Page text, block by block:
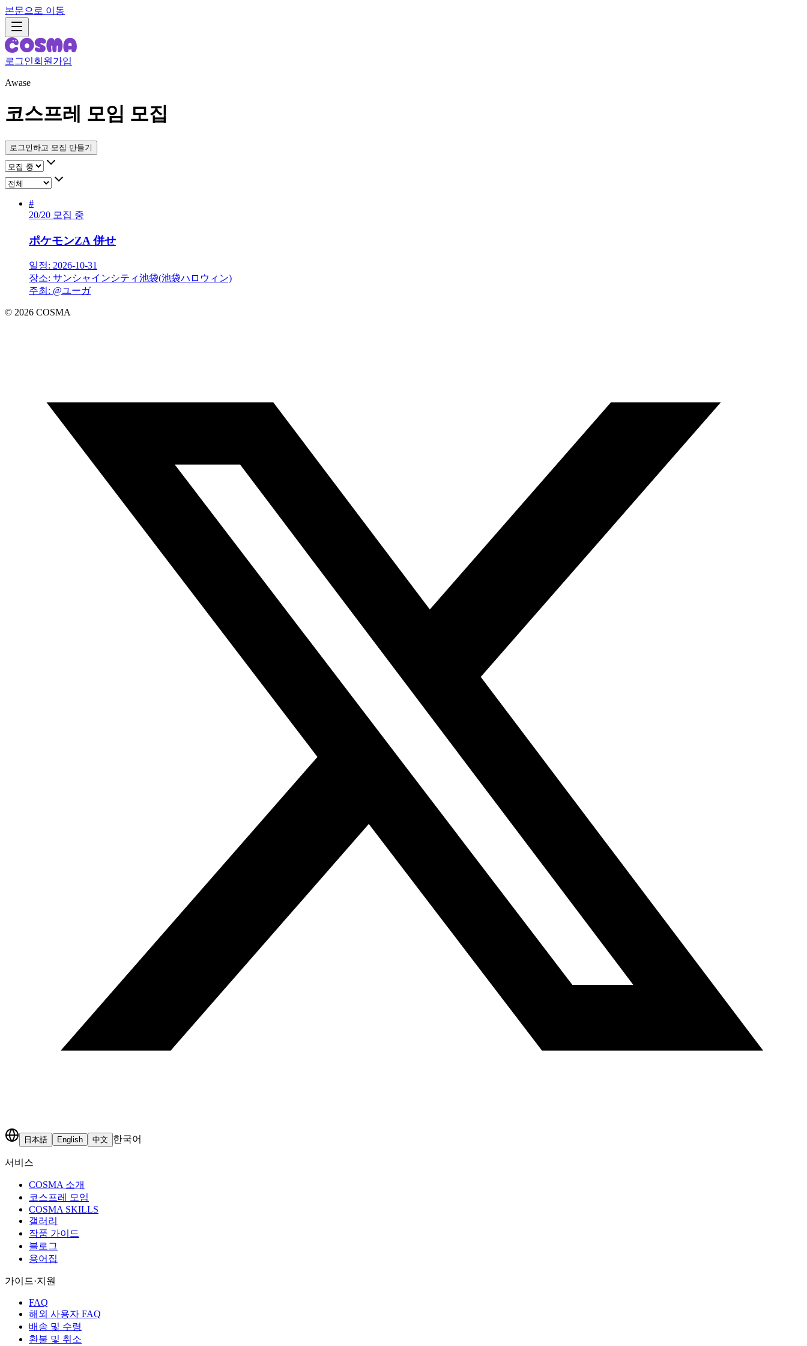
본문으로 이동
로그인회원가입
Awase
코스프레 모임 모집
로그인하고 모집 만들기
#
20/20 모집 중
ポケモンZA 併せ
일정: 2026-10-31
장소: サンシャインシティ池袋(池袋ハロウィン)
주최: @ユーガ
© 2026 COSMA
日本語 English 中文 한국어
서비스
COSMA 소개
코스프레 모임
COSMA SKILLS
갤러리
작품 가이드
블로그
용어집
가이드·지원
FAQ
해외 사용자 FAQ
배송 및 수령
환불 및 취소